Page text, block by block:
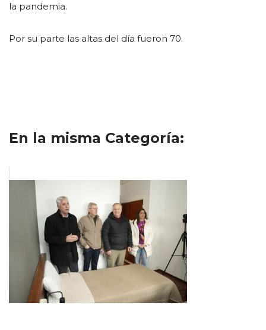
la pandemia.
Por su parte las altas del día fueron 70.
En la misma Categoría: